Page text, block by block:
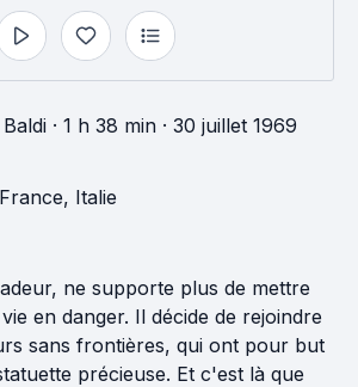
· 1 h 38 min · 30 juillet 1969
France, Italie
ne supporte plus de mettre
en danger. Il décide de rejoindre
sans frontières, qui ont pour but
précieuse. Et c'est là que